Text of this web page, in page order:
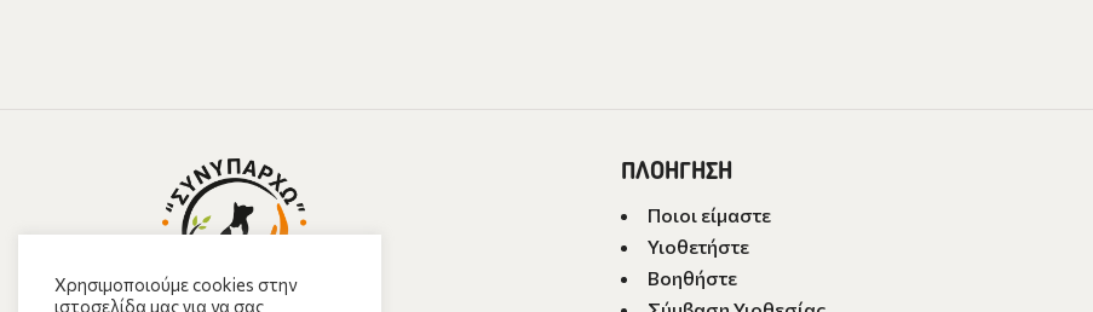
ΠΛΟΗΓΗΣΗ
Ποιοι είμαστε
Υιοθετήστε
Βοηθήστε
Χρησιμοποιούμε cookies στην
ιστοσελίδα μας για να σας